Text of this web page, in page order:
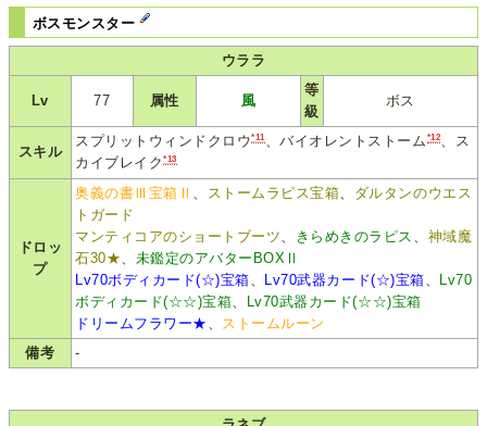
ボスモンスター
ウララ
Lv 77 属性 風
等
級
ボス
スキル
スプリットウィンドクロウ*11、バイオレントストーム *12、ス
カイブレイク*13
ドロッ
プ
奥義の書Ⅲ宝箱Ⅱ ストームラピス宝箱
ダルタンのウエス
トガード
マンティコアのショートブーツ
きらめきのラピス
神域魔
石30★
未鑑定のアバターBOXⅡ
Lv70ボディカード(☆)宝箱
Lv70武器カード(☆)宝箱
Lv70
ボディカード(☆☆)宝箱
Lv70武器カード(☆☆)宝箱
ドリームフラワー★
ストームルーン
備考
-